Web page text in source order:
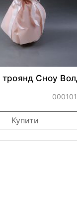
троянд Сноу
Купити